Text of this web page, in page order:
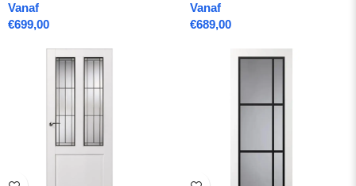
Vanaf
€699,00
Vanaf
€689,00